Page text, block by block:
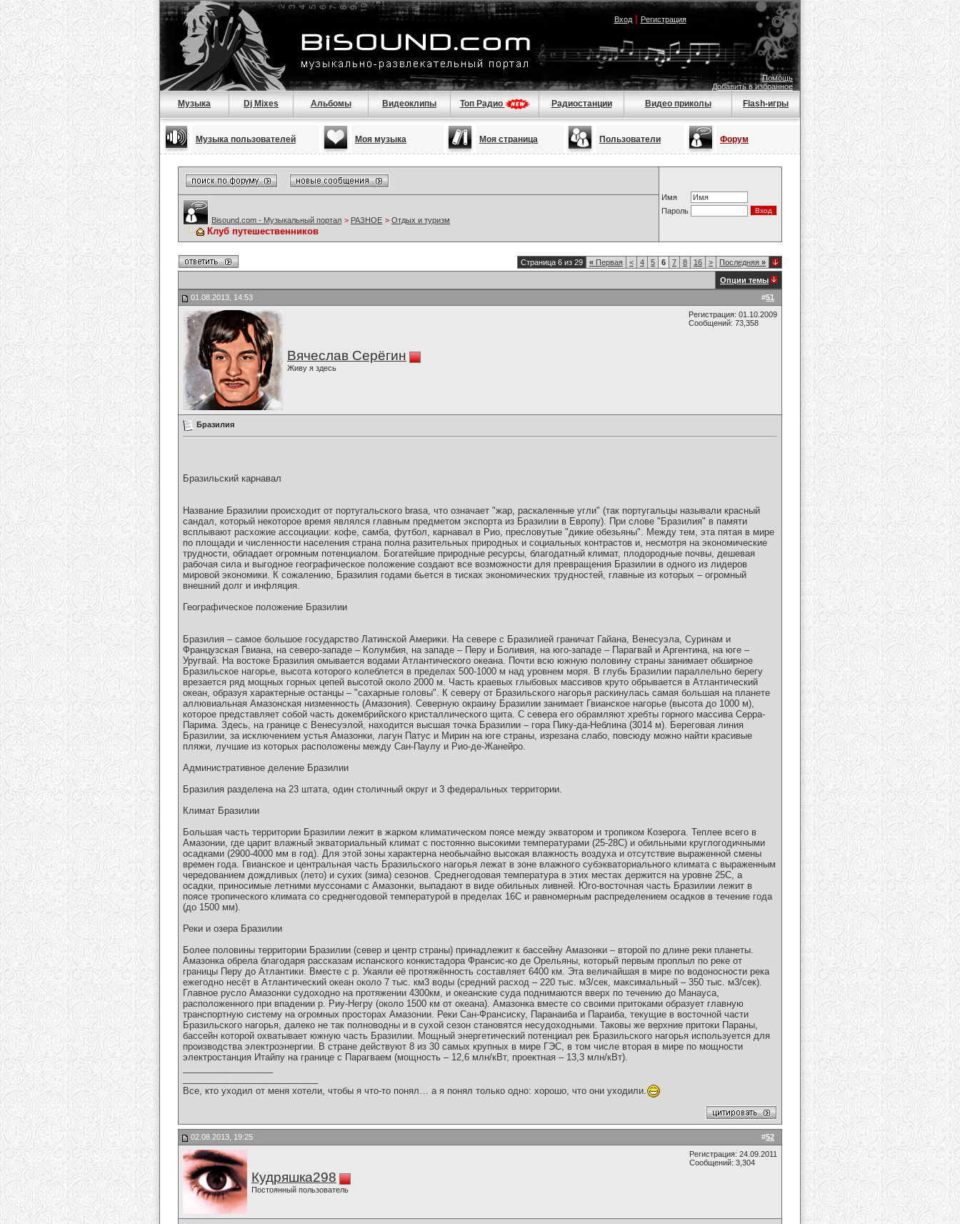
Вход| Регистрация
Помощь
Добавить в избранное
Музыка Dj Mixes Альбомы Видеоклипы Топ Радио Радиостанции Видео приколы Flash-игры
Музыка пользователей Моя музыка Моя страница Пользователи Форум
Имя
Пароль
Bisound.com - Музыкальный портал > РАЗНОЕ > Отдых и туризм
Клуб путешественников
Страница 6 из 29 « Первая < 4 5 6 7 8 16 > Последняя »
Опции темы
#51
01.08.2013, 14:53
Вячеслав Серёгин
Живу я здесь
Регистрация: 01.10.2009
Сообщений: 73,358
Бразилия
Бразильский карнавал
Название Бразилии происходит от португальского brasa, что означает "жар, раскаленные угли" (так португальцы называли красный
сандал, который некоторое время являлся главным предметом экспорта из Бразилии в Европу). При слове "Бразилия" в памяти
всплывают расхожие ассоциации: кофе, самба, футбол, карнавал в Рио, пресловутые "дикие обезьяны". Между тем, эта пятая в мире
по площади и численности населения страна полна разительных природных и социальных контрастов и, несмотря на экономические
трудности, обладает огромным потенциалом. Богатейшие природные ресурсы, благодатный климат, плодородные почвы, дешевая
рабочая сила и выгодное географическое положение создают все возможности для превращения Бразилии в одного из лидеров
мировой экономики. К сожалению, Бразилия годами бьется в тисках экономических трудностей, главные из которых – огромный
внешний долг и инфляция.
Географическое положение Бразилии
Бразилия – самое большое государство Латинской Америки. На севере с Бразилией граничат Гайана, Венесуэла, Суринам и
Французская Гвиана, на северо-западе – Колумбия, на западе – Перу и Боливия, на юго-западе – Парагвай и Аргентина, на юге –
Уругвай. На востоке Бразилия омывается водами Атлантического океана. Почти всю южную половину страны занимает обширное
Бразильское нагорье, высота которого колеблется в пределах 500-1000 м над уровнем моря. В глубь Бразилии параллельно берегу
врезается ряд мощных горных цепей высотой около 2000 м. Часть краевых глыбовых массивов круто обрывается в Атлантический
океан, образуя характерные останцы – "сахарные головы". К северу от Бразильского нагорья раскинулась самая большая на планете
аллювиальная Амазонская низменность (Амазония). Северную окраину Бразилии занимает Гвианское нагорье (высота до 1000 м),
которое представляет собой часть докембрийского кристаллического щита. С севера его обрамляют хребты горного массива Серра-
Парима. Здесь, на границе с Венесуэлой, находится высшая точка Бразилии – гора Пику-да-Неблина (3014 м). Береговая линия
Бразилии, за исключением устья Амазонки, лагун Патус и Мирин на юге страны, изрезана слабо, повсюду можно найти красивые
пляжи, лучшие из которых расположены между Сан-Паулу и Рио-де-Жанейро.
Административное деление Бразилии
Бразилия разделена на 23 штата, один столичный округ и 3 федеральных территории.
Климат Бразилии
Большая часть территории Бразилии лежит в жарком климатическом поясе между экватором и тропиком Козерога. Теплее всего в
Амазонии, где царит влажный экваториальный климат с постоянно высокими температурами (25-28С) и обильными круглогодичными
осадками (2900-4000 мм в год). Для этой зоны характерна необычайно высокая влажность воздуха и отсутствие выраженной смены
времен года. Гвианское и центральная часть Бразильского нагорья лежат в зоне влажного субэкваториального климата с выраженным
чередованием дождливых (лето) и сухих (зима) сезонов. Среднегодовая температура в этих местах держится на уровне 25С, а
осадки, приносимые летними муссонами с Амазонки, выпадают в виде обильных ливней. Юго-восточная часть Бразилии лежит в
поясе тропического климата со среднегодовой температурой в пределах 16С и равномерным распределением осадков в течение года
(до 1500 мм).
Реки и озера Бразилии
Более половины территории Бразилии (север и центр страны) принадлежит к бассейну Амазонки – второй по длине реки планеты.
Амазонка обрела благодаря рассказам испанского конкистадора Франсис-ко де Орельяны, который первым проплыл по реке от
границы Перу до Атлантики. Вместе с р. Укаяли её протяжённость составляет 6400 км. Эта величайшая в мире по водоносности река
ежегодно несёт в Атлантический океан около 7 тыс. км3 воды (средний расход – 220 тыс. м3/сек, максимальный – 350 тыс. м3/сек).
Главное русло Амазонки судоходно на протяжении 4300км, и океанские суда поднимаются вверх по течению до Манауса,
расположенного при впадении р. Риу-Негру (около 1500 км от океана). Амазонка вместе со своими притоками образует главную
транспортную систему на огромных просторах Амазонии. Реки Сан-Франсиску, Паранаиба и Параиба, текущие в восточной части
Бразильского нагорья, далеко не так полноводны и в сухой сезон становятся несудоходными. Таковы же верхние притоки Параны,
бассейн которой охватывает южную часть Бразилии. Мощный энергетический потенциал рек Бразильского нагорья используется для
производства электроэнергии. В стране действуют 8 из 30 самых крупных в мире ГЭС, в том числе вторая в мире по мощности
электростанция Итайпу на границе с Парагваем (мощность – 12,6 млн/кВт, проектная – 13,3 млн/кВт).
Все, кто уходил от меня хотели, чтобы я что-то понял… а я понял только одно: хорошо, что они уходили.
#52
02.08.2013, 19:25
Кудряшка298
Постоянный пользователь
Регистрация: 24.09.2011
Сообщений: 3,304